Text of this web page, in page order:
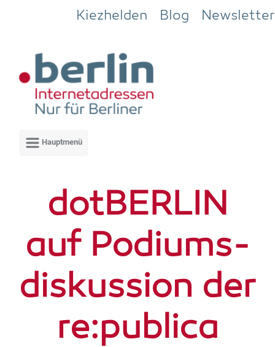
Zum Hauptinhalt springen
Kiezhelden Blog Newsletter
dot­BER­LIN
auf Podi­ums­
dis­kus­si­on der
re:publica